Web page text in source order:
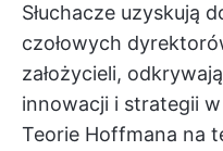
Słuchacze uzyskują
czołowych
założycieli,
innowacji i strategii
Teorie Hoffmana na